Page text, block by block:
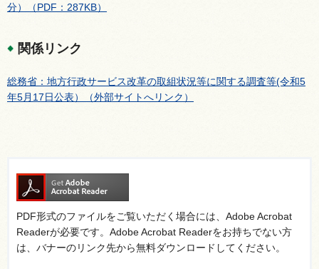
分）（PDF：287KB）
関係リンク
総務省：地方行政サービス改革の取組状況等に関する調査等(令和5
年5月17日公表）（外部サイトへリンク）
PDF形式のファイルをご覧いただく場合には、Adobe Acrobat
Readerが必要です。Adobe Acrobat Readerをお持ちでない方
は、バナーのリンク先から無料ダウンロードしてください。